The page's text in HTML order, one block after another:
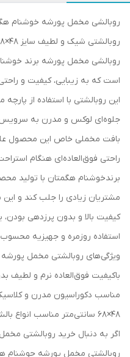
روبالشی مخمل پورشه خوشنام
روبالشتی شیک و لطیف سایز 48×68
روبالشی مخمل پورشه برند
است که به زیبایی، کیفیت و
این روبالشتی با استفاده از
جلوه‌ای لوکس و مدرن به
بافت مخملی خاص این محصول
راحتی فوق‌العاده‌ای هنگام
برندخوشنام هگمتان با تولید
مشتریان زیادی را جلب کند و این
کیفیت بالا و بدون پرزدهی
استفاده روزمره و جهیزیه
ویژگی‌های روبالشتی مخمل
باکیفیت فوق‌العاده نرم و
مناسب دکوراسیون مدرن و
48×68 سانتی‌متر مناسب انواع بالش استاندارد
اگر به دنبال خرید روبالشتی
روبالشتی مخمل پورشه حوشنام